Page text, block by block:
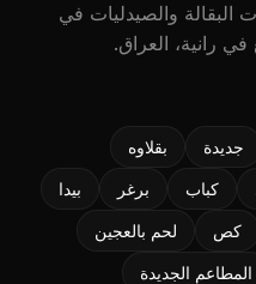
والصيدليات في
رانية، العراق.
جديدة بقلاوه‌
كباب برغر بيدا
كص لحم بالعجين
المطاعم الجديدة